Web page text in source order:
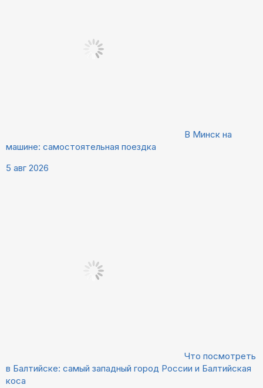
В Минск на
машине: самостоятельная поездка
5 авг 2026
Что посмотреть
в Балтийске: самый западный город России и Балтийская
коса